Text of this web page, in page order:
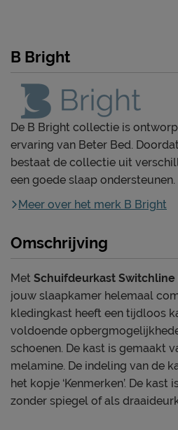
B Bright
De B Bright collectie is
ervaring van Beter Bed.
bestaat de collectie uit
een goede slaap ondersteunen.
Meer over het merk B Bright
Omschrijving
Met Schuifdeurkast
jouw slaapkamer helemaal
kledingkast heeft een tijdloos
voldoende
schoenen. De kast is gemaakt
melamine. De indeling van de
het kopje ‘Kenmerken’. De
zonder spiegel of als